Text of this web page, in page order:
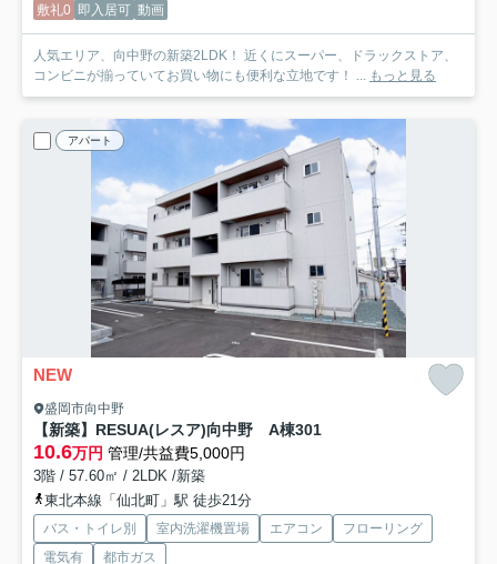
敷礼0 即入居可 動画
人気エリア、向中野の新築2LDK！ 近くにスーパー、ドラックストア、
コンビニが揃っていてお買い物にも便利な立地です！ ...
もっと見る
アパート
NEW
盛岡市向中野
【新築】RESUA(レスア)向中野 A棟301
10.6万円 管理/共益費5,000円
3階 / 57.60㎡ / 2LDK /新築
東北本線「仙北町」駅 徒歩21分
バス・トイレ別 室内洗濯機置場 エアコン
フローリング
電気有
都市ガス